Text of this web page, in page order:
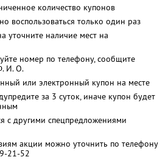
количество купонов
воспользоваться только один раз
уточните наличие мест на
номер по телефону, сообщите
И. О.
или электронный купон на месте
за 3 суток, иначе купон будет
с другими спецпредложениями
акции можно уточнить по телефону
21-52